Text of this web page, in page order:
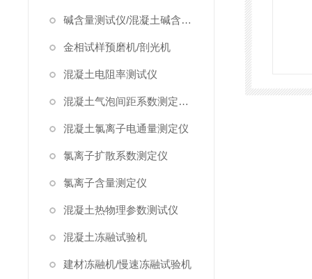
碱含量测试仪/混凝土碱含量测试仪
金相试样预磨机/剖光机
混凝土电阻率测试仪
混凝土气泡间距系数测定仪/气泡仪
混凝土氯离子电通量测定仪
氯离子扩散系数测定仪
氯离子含量测定仪
混凝土热物理参数测试仪
混凝土冻融试验机
建材冻融机/慢速冻融试验机